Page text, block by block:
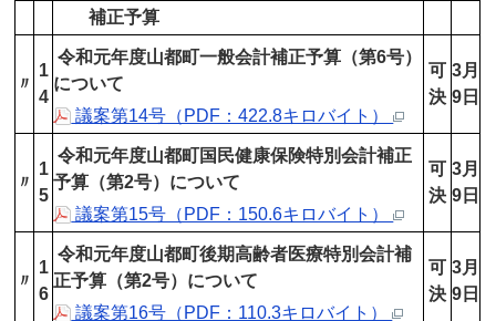
補正予算
〃
1
4
令和元年度山都町一般会計補正予算（第6号）
について
議案第14号（PDF：422.8キロバイト）
可
決
3月
9日
〃
1
5
令和元年度山都町国民健康保険特別会計補正
予算（第2号）について
議案第15号（PDF：150.6キロバイト）
可
決
3月
9日
〃
1
6
令和元年度山都町後期高齢者医療特別会計補
正予算（第2号）について
議案第16号（PDF：110.3キロバイト）
可
決
3月
9日